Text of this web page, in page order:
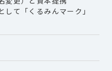
て「くるみんマーク」